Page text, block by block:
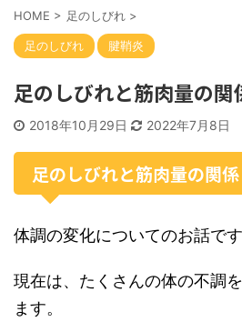
HOME > 足のしびれ >
足のしびれ 腱鞘炎
足のしびれと筋肉量の関
2018年10月29日 2022年7月8日
足のしびれと筋肉量の関係
体調の変化についてのお話です
現在は、たくさんの体の不調
ます。